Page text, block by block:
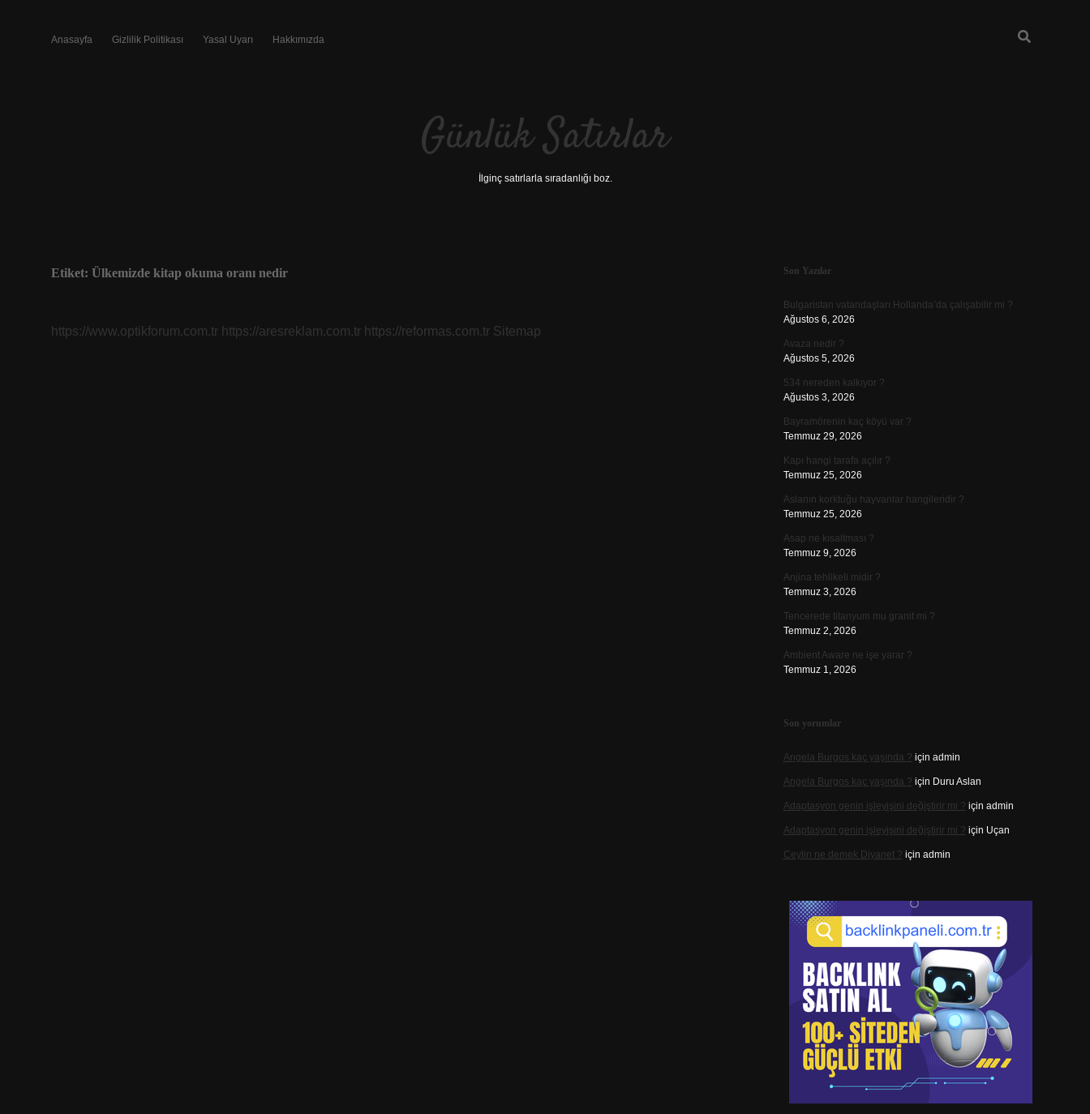
Anasayfa Gizlilik Politikası Yasal Uyarı Hakkımızda
Günlük Satırlar
İlginç satırlarla sıradanlığı boz.
Etiket: Ülkemizde kitap okuma oranı nedir
https://www.optikforum.com.tr https://aresreklam.com.tr https://reformas.com.tr Sitemap
Sidebar
Son Yazılar
Bulgaristan vatandaşları Hollanda’da çalışabilir mi ?
Ağustos 6, 2026
Avaza nedir ?
Ağustos 5, 2026
534 nereden kalkıyor ?
Ağustos 3, 2026
Bayramörenin kaç köyü var ?
Temmuz 29, 2026
Kapı hangi tarafa açılır ?
Temmuz 25, 2026
Aslanın korktuğu hayvanlar hangileridir ?
Temmuz 25, 2026
Asap ne kısaltması ?
Temmuz 9, 2026
Anjina tehlikeli midir ?
Temmuz 3, 2026
Tencerede titanyum mu granit mi ?
Temmuz 2, 2026
Ambient Aware ne işe yarar ?
Temmuz 1, 2026
Son yorumlar
Angela Burgos kaç yaşında ? için admin
Angela Burgos kaç yaşında ? için Duru Aslan
Adaptasyon genin işleyişini değiştirir mi ? için admin
Adaptasyon genin işleyişini değiştirir mi ? için Uçan
Ceylin ne demek Diyanet ? için admin